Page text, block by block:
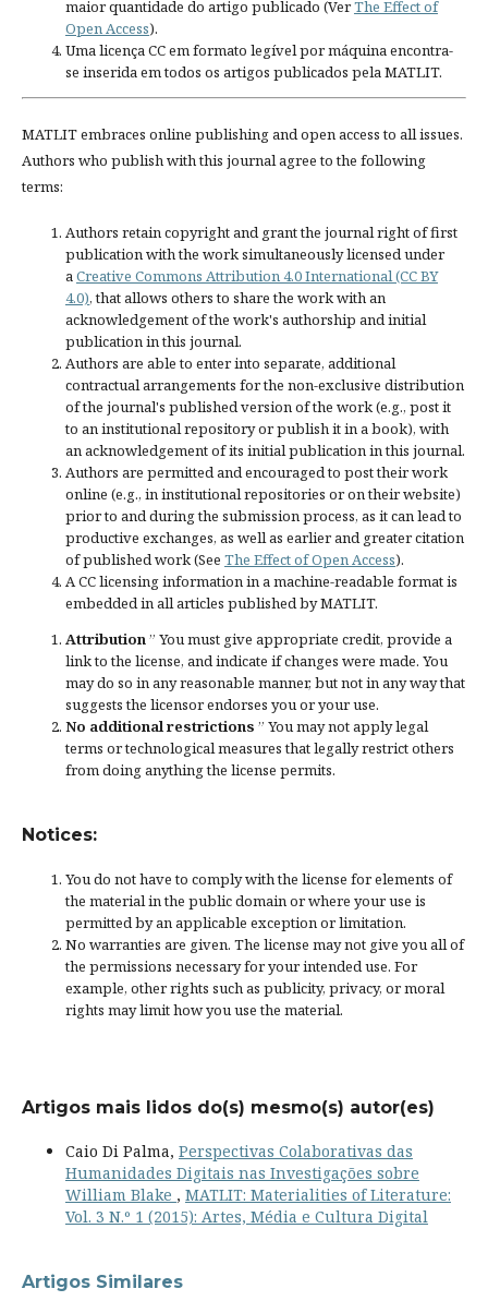
maior quantidade do artigo publicado (VerThe Effect of
Open Access).
Uma licença CC em formato legível por máquina encontra-
se inserida em todos os artigos publicados pela MATLIT.
MATLIT embraces online publishing and open access to all issues.
Authors who publish with this journal agree to the following
terms:
Authors retain copyright and grant the journal right of first
publication with the work simultaneously licensed under
aCreative Commons Attribution 4.0 International (CC BY
4.0), that allows others to share the work with an
acknowledgement of the work's authorship and initial
publication in this journal.
Authors are able to enter into separate, additional
contractual arrangements for the non-exclusive distribution
of the journal's published version of the work (e.g., post it
to an institutional repository or publish it in a book), with
an acknowledgement of its initial publication in this journal.
Authors are permitted and encouraged to post their work
online (e.g., in institutional repositories or on their website)
prior to and during the submission process, as it can lead to
productive exchanges, as well as earlier and greater citation
of published work (See The Effect of Open Access).
A CC licensing information in a machine-readable format is
embedded in all articles published by MATLIT.
Attribution” You must give appropriate credit, provide a
link to the license, andindicate if changes were made. You
may do so in any reasonable manner, but not in any way that
suggests the licensor endorses you or your use.
No additional restrictions ” You may not apply legal
terms ortechnological measuresthat legally restrict others
from doing anything the license permits.
Notices:
You do not have to comply with the license for elements of
the material in the public domain or where your use is
permitted by an applicable exception or limitation.
No warranties are given. The license may not give you all of
the permissions necessary for your intended use. For
example, other rights such as publicity, privacy, or moral
rights may limit how you use the material.
Artigos mais lidos do(s) mesmo(s) autor(es)
Caio Di Palma, Perspectivas Colaborativas das
Humanidades Digitais nas Investigações sobre
William Blake , MATLIT: Materialities of Literature:
Vol. 3 N.º 1 (2015): Artes, Média e Cultura Digital
Artigos Similares